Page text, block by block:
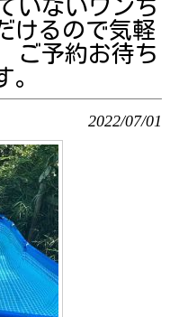
いないワンち
けるので気軽
ご予約お待ち
2022/07/01